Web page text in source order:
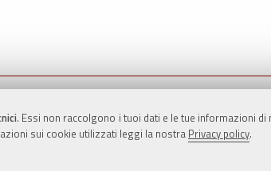
. Essi non raccolgono i tuoi dati e le tue informazioni
sui cookie utilizzati leggi la nostra Privacy policy.
AzioniSTAMPA